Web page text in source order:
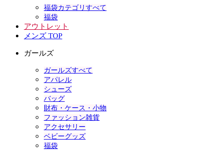
福袋カテゴリすべて
福袋
アウトレット
メンズ TOP
ガールズ
ガールズすべて
アパレル
シューズ
バッグ
財布・ケース・小物
ファッション雑貨
アクセサリー
ベビーグッズ
福袋